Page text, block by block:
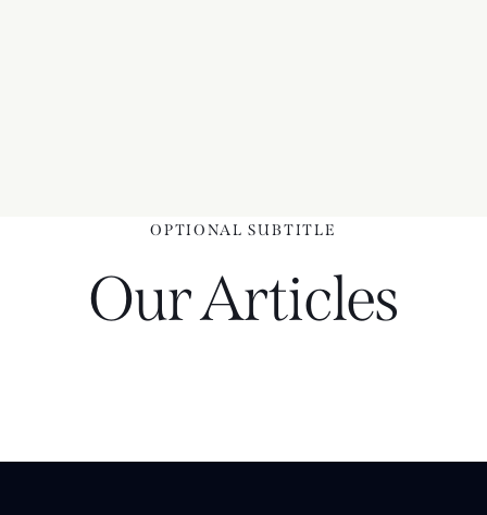
OPTIONAL SUBTITLE
Our Articles